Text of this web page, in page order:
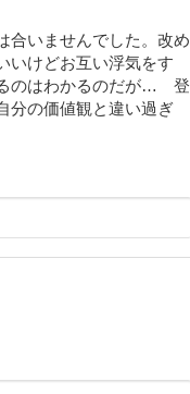
合いませんでした。改め
いけどお互い浮気をす
るのはわかるのだが… 登
分の価値観と違い過ぎ